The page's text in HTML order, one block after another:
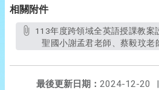
相關附件
聖國小謝孟君老師、蔡毅玟
最後更新日期： 2024-12-20
|